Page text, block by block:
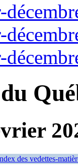
des vedettes-